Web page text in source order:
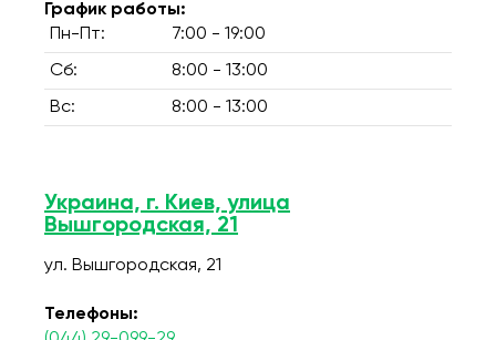
График работы:
Пн-Пт:
7:00 - 19:00
Сб: 8:00 - 13:00
Вс: 8:00 - 13:00
Украина, г. Киев, улица
Вышгородская, 21
ул. Вышгородская, 21
Телефоны: